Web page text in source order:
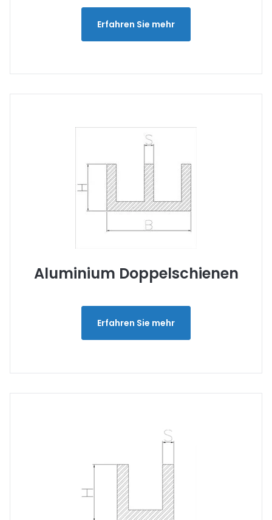
Erfahren Sie mehr
Aluminium Doppelschienen
Erfahren Sie mehr